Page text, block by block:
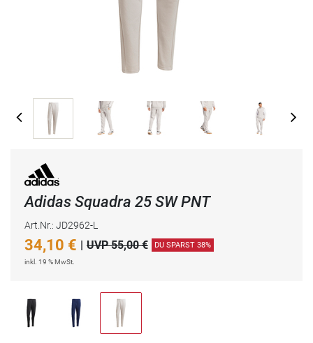
Adidas Squadra 25 SW PNT
Art.Nr.: JD2962-L
34,10 € | UVP 55,00 € DU SPARST 38%
inkl. 19 % MwSt.